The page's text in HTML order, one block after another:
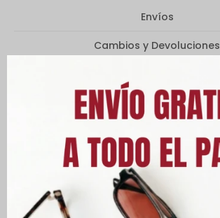
Envíos
Cambios y Devoluciones
Características
Descripción